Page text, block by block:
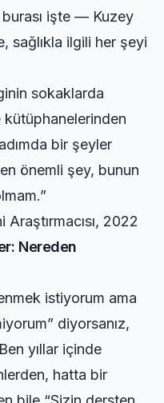
işte — Kuzey
sağlıkla ilgili her şeyi
sokaklarda
kütüphanelerinden
bir şeyler
önemli şey, bunun
2022
Nereden
istiyorum ama
diyorsanız,
yıllar içinde
hatta bir